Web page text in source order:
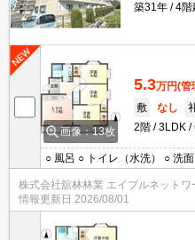
築31年
4階
画像：13枚
5.3万円(管
敷
なし
2階
3LDK
○ 風呂 ○ トイレ（水洗） ○ 洗
機置場（室内）○ エアコン
株式会社舘林林業 エイブルネットワ
情報更新日 2026/08/01